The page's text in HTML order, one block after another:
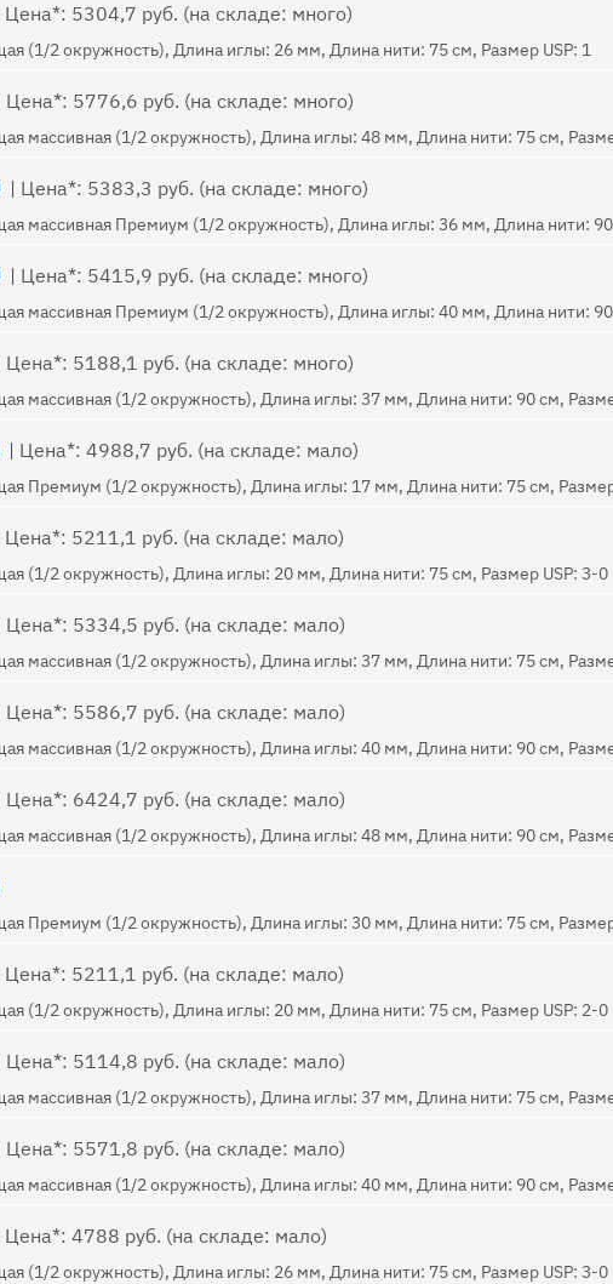
Цена*: 5304,7 руб. (на складе: много)
(1/2 окружность), Длина иглы: 26 мм, Длина нити: 75 см, Размер USP: 1
Цена*: 5776,6 руб. (на складе: много)
массивная (1/2 окружность), Длина иглы: 48 мм, Длина нити: 75 см,
| Цена*: 5383,3 руб. (на складе: много)
массивная Премиум (1/2 окружность), Длина иглы: 36 мм, Длина нити: 90
| Цена*: 5415,9 руб. (на складе: много)
массивная Премиум (1/2 окружность), Длина иглы: 40 мм, Длина нити: 90
Цена*: 5188,1 руб. (на складе: много)
массивная (1/2 окружность), Длина иглы: 37 мм, Длина нити: 90 см,
| Цена*: 4988,7 руб. (на складе: мало)
Премиум (1/2 окружность), Длина иглы: 17 мм, Длина нити: 75 см,
Цена*: 5211,1 руб. (на складе: мало)
(1/2 окружность), Длина иглы: 20 мм, Длина нити: 75 см, Размер USP: 3-0
Цена*: 5334,5 руб. (на складе: мало)
массивная (1/2 окружность), Длина иглы: 37 мм, Длина нити: 75 см,
Цена*: 5586,7 руб. (на складе: мало)
массивная (1/2 окружность), Длина иглы: 40 мм, Длина нити: 90 см,
Цена*: 6424,7 руб. (на складе: мало)
массивная (1/2 окружность), Длина иглы: 48 мм, Длина нити: 90 см,
Премиум (1/2 окружность), Длина иглы: 30 мм, Длина нити: 75 см,
Цена*: 5211,1 руб. (на складе: мало)
(1/2 окружность), Длина иглы: 20 мм, Длина нити: 75 см, Размер USP: 2-0
Цена*: 5114,8 руб. (на складе: мало)
массивная (1/2 окружность), Длина иглы: 37 мм, Длина нити: 75 см,
Цена*: 5571,8 руб. (на складе: мало)
массивная (1/2 окружность), Длина иглы: 40 мм, Длина нити: 90 см,
Цена*: 4788 руб. (на складе: мало)
(1/2 окружность), Длина иглы: 26 мм, Длина нити: 75 см, Размер USP: 3-0